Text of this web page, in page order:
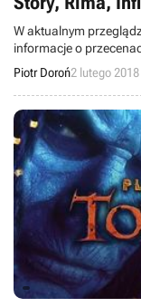
W aktualnym
informacje o przecenach takich
Begins, Infinity Duels,
Boy Color Emulator.
Piotr Doroń2 lutego